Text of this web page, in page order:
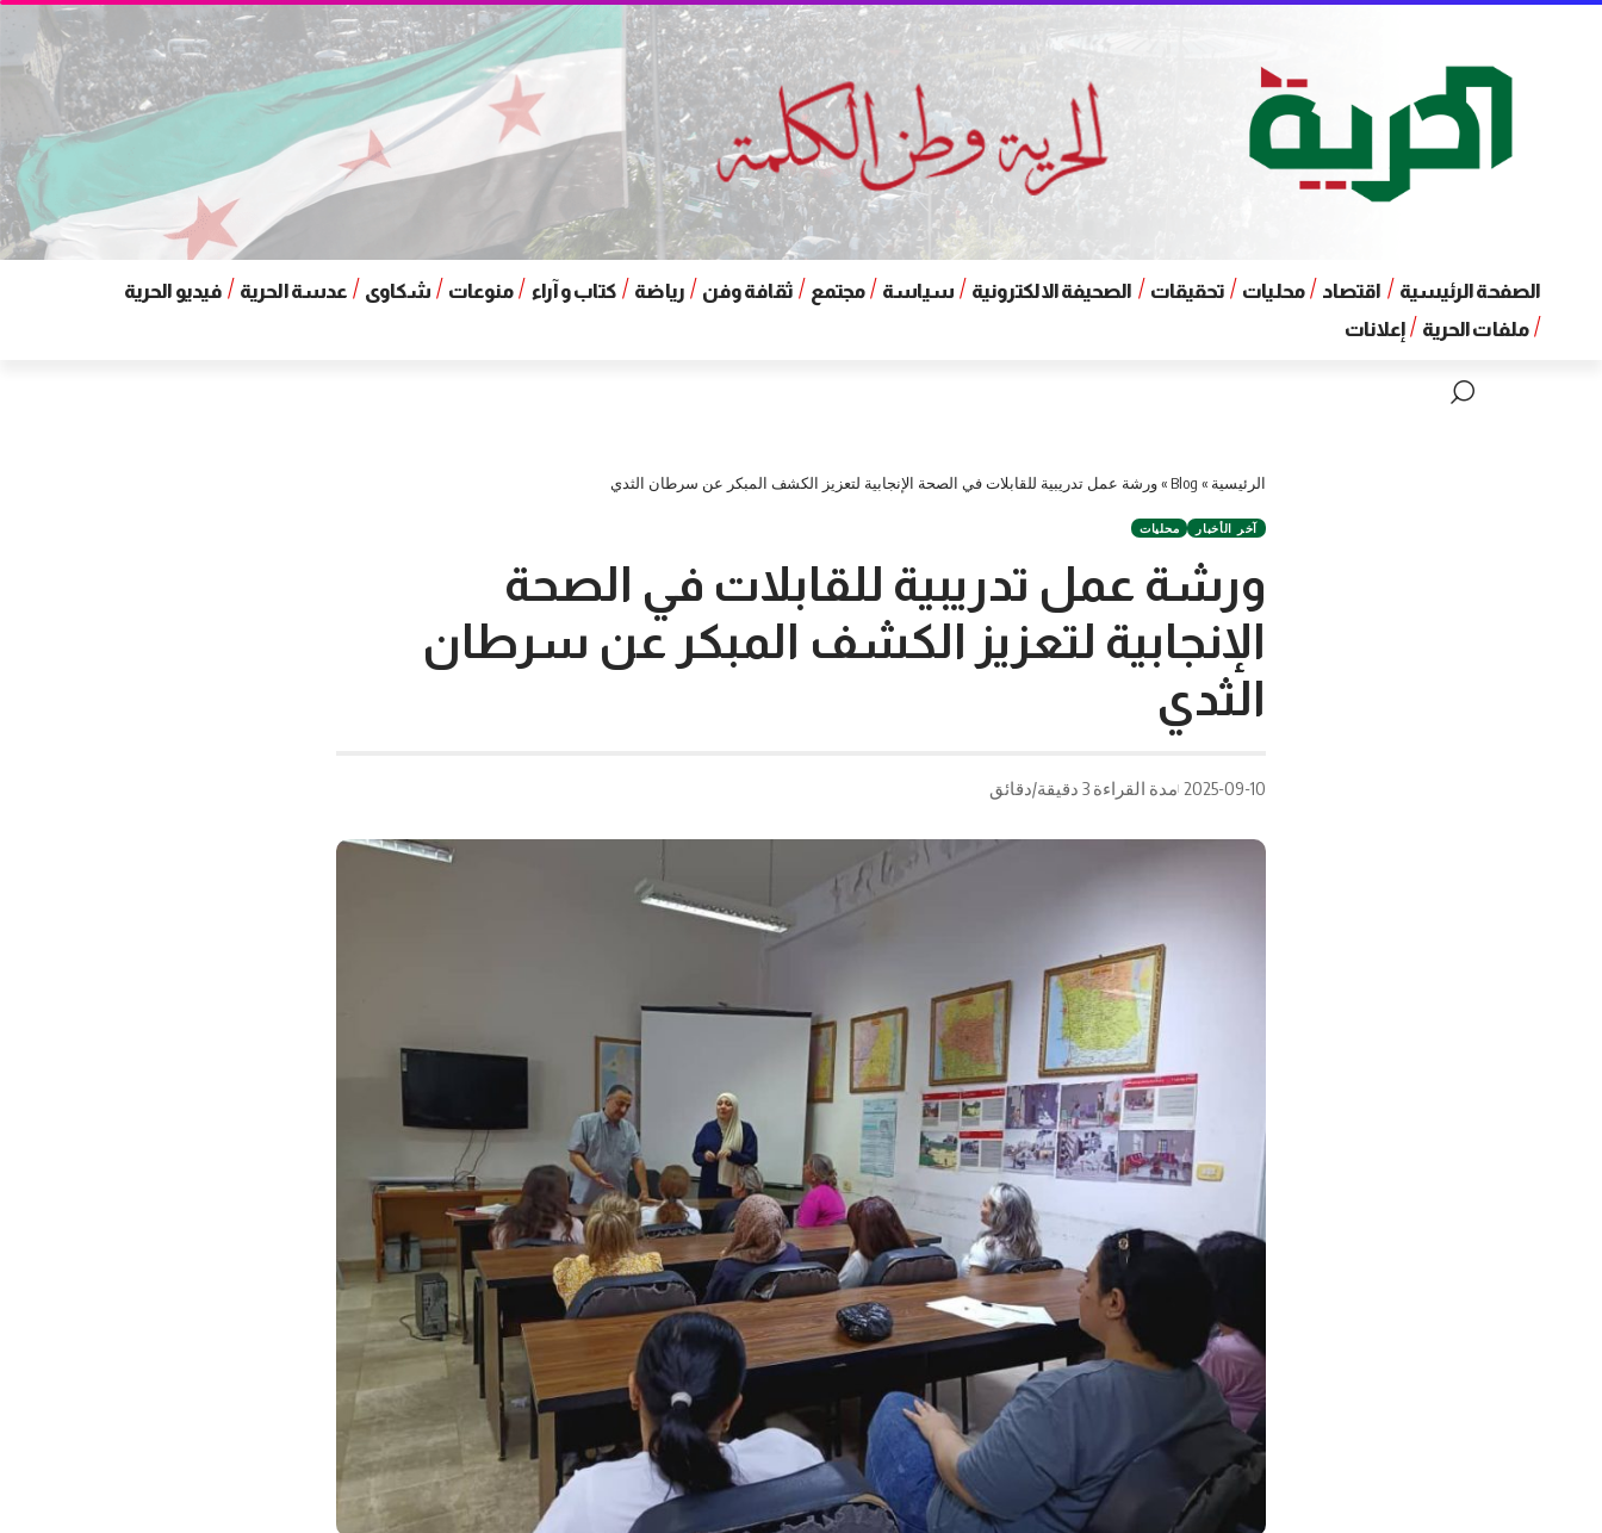
الصفحة الرئيسية اقتصاد محليات تحقيقات الصحيفة الالكترونية سياسة مجتمع ثقافة وفن رياضة كتاب و آراء منوعات شكاوى عدسة الحرية
فيديو الحرية
ملفات الحرية
إعلانات
الرئيسية »
Blog
»ورشة عمل تدريبية للقابلات في الصحة الإنجابية لتعزيز الكشف المبكر عن سرطان الثدي
آخر الأخبار محليات
ورشة عمل تدريبية للقابلات في الصحة
الإنجابية لتعزيز الكشف المبكر عن سرطان
الثدي
2025-09-10 مدة القراءة 3 دقيقة/دقائق